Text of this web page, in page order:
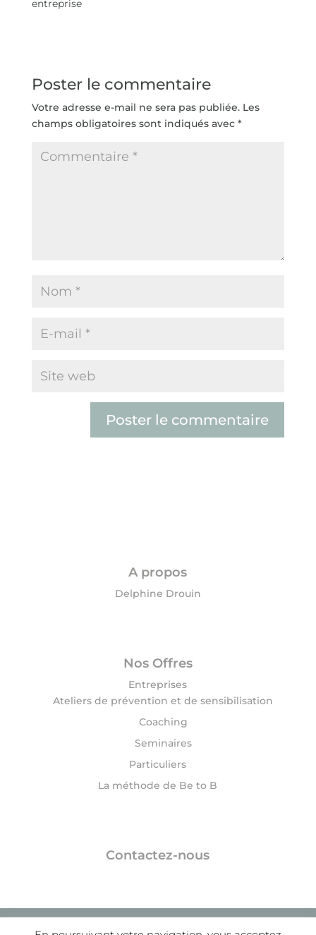
entreprise
Poster le commentaire
Votre adresse e-mail ne sera pas publiée. Les
champs obligatoires sont indiqués avec *
A propos
Delphine Drouin
Nos Offres
Entreprises
Ateliers de prévention et de sensibilisation
Coaching
Seminaires
Particuliers
La méthode de Be to B
Contactez-nous
© 2020 Be to B | Delphine DROUIN |Mentions